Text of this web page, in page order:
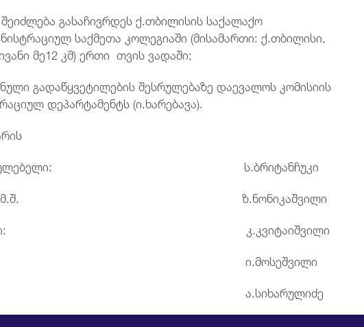
გასაჩივრდეს ქ.თბილისის საქალაქო
საქმეთა კოლეგიაში (მისამართი: ქ.თბილისი,
მე12 კმ) ერთი თვის ვადაში;
გადაწყვეტილების შესრულებაზე დაევალოს კომისიის
დეპარტამენტს (ი.ხარებავა).
შემსრულებელი: ს.ბრიტანჩუკი
წევრის მ.შ. ზ.ნონიკაშვილი
წევრები: კ.კვიტაიშვილი